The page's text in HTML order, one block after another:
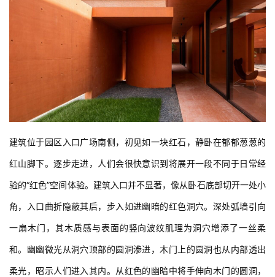
建筑位于园区入口广场南侧，初见如一块红石，静卧在郁郁葱葱的
红山脚下。逐步走进，人们会很快意识到将展开一段不同于日常经
验的“红色”空间体验。建筑入口并不显著，像从卧石底部切开一处小
角，入口曲折隐蔽其后，步入如进幽暗的红色洞穴。深处弧墙引向
一扇木门，其木质感与表面的竖向波纹肌理为洞穴增添了一丝柔
和。幽幽微光从洞穴顶部的圆洞渗进，木门上的圆洞也从内部透出
柔光，昭示人们进入其内。从红色的幽暗中将手伸向木门的圆洞，